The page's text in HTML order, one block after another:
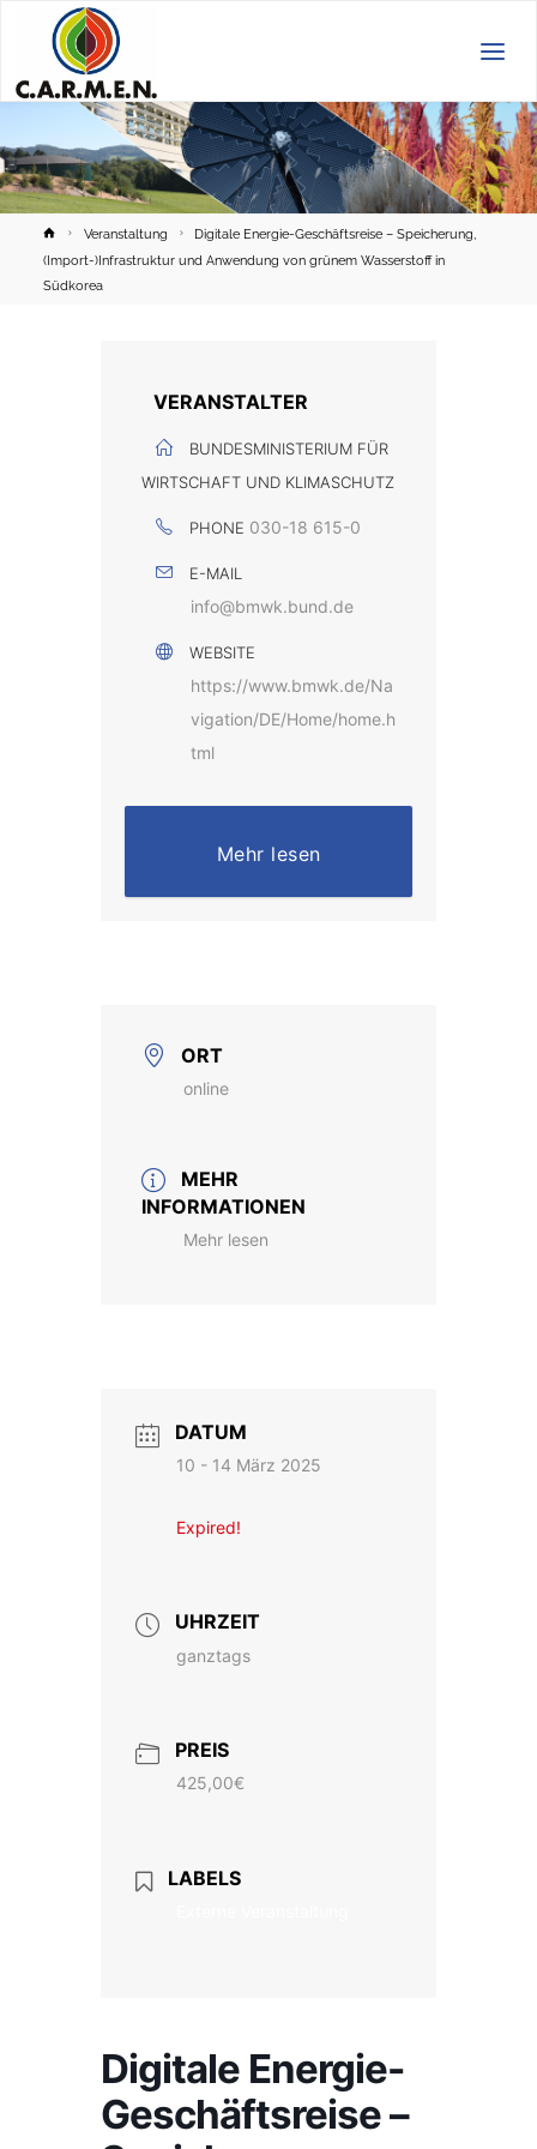
HomeVeranstaltung
Digitale Energie-Geschäftsreise – Speicherung,
(Import-)Infrastruktur und Anwendung von grünem Wasserstoff in
Südkorea
VERANSTALTER
BUNDESMINISTERIUM FÜR
WIRTSCHAFT UND KLIMASCHUTZ
PHONE 030-18 615-0
E-MAIL
info@bmwk.bund.de
WEBSITE
https://www.bmwk.de/Na
vigation/DE/Home/home.h
tml
Mehr lesen
ORT
online
MEHR
INFORMATIONEN
Mehr lesen
DATUM
10 - 14 März 2025
Expired!
UHRZEIT
ganztags
PREIS
425,00€
LABELS
Digitale Energie-
Geschäftsreise –